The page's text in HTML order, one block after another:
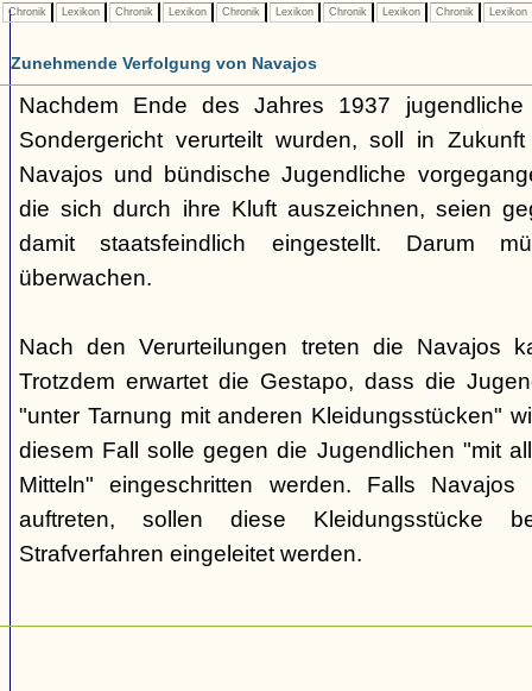
Chronik Lexikon Chronik Lexikon Chronik Lexikon Chronik Lexikon Chronik Lexikon
Zunehmende Verfolgung von Navajos
Nachdem Ende des Jahres 1937
Sondergericht verurteilt wurden, soll in
Navajos und bündische Jugendliche
die sich durch ihre Kluft auszeichnen, seien
damit staatsfeindlich eingestellt. Darum
überwachen.
Nach den Verurteilungen treten die Navajos
Trotzdem erwartet die Gestapo, dass die
"unter Tarnung mit anderen Kleidungsstücken"
diesem Fall solle gegen die Jugendlichen "mit
Mitteln" eingeschritten werden. Falls Navajos
auftreten, sollen diese Kleidungsstücke
Strafverfahren eingeleitet werden.